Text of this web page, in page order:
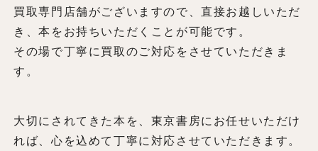
買取専門店舗がございますので、直接お越しいただ
き、本をお持ちいただくことが可能です。
その場で丁寧に買取のご対応をさせていただきま
す。
大切にされてきた本を、東京書房にお任せいただけ
れば、心を込めて丁寧に対応させていただきます。